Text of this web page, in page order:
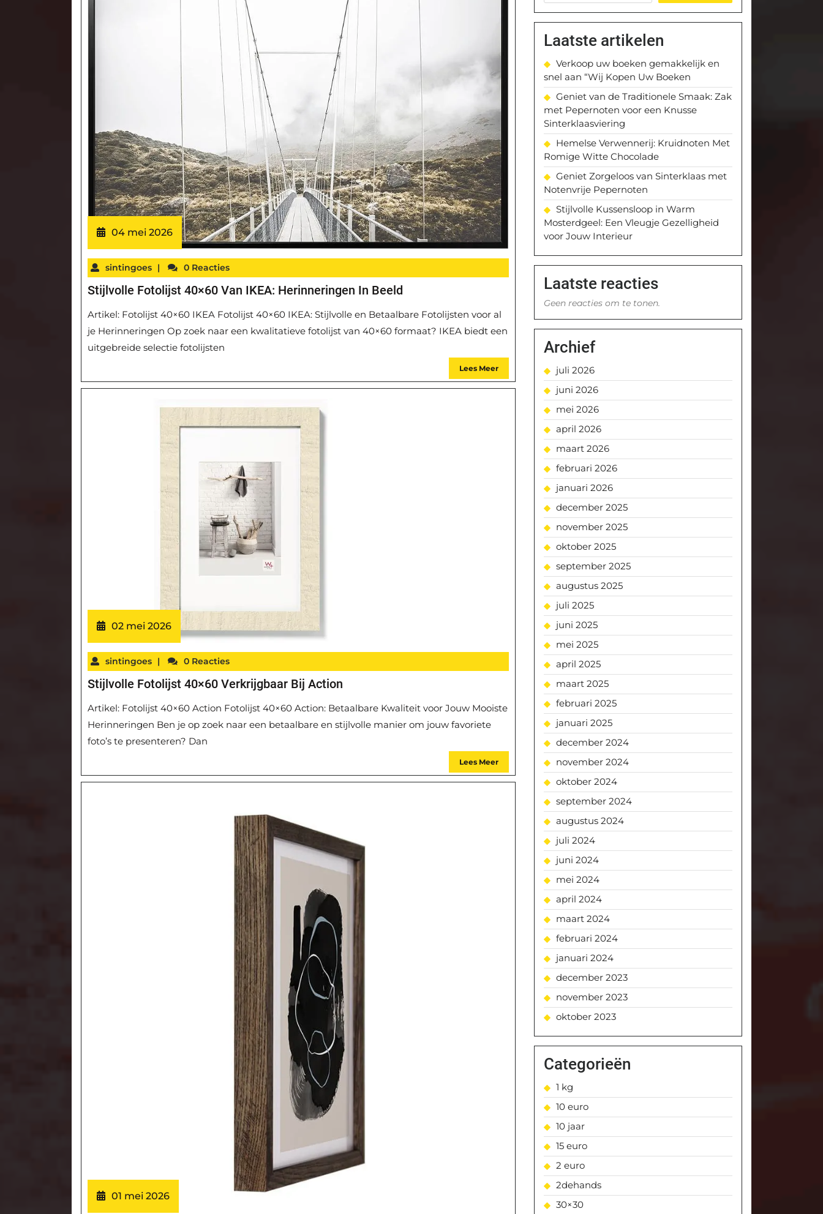
04 mei 2026
sintingoes | 0 Reacties
Stijlvolle Fotolijst 40×60 Van IKEA: Herinneringen In Beeld
Artikel: Fotolijst 40×60 IKEA Fotolijst 40×60 IKEA: Stijlvolle en Betaalbare Fotolijsten voor al
je Herinneringen Op zoek naar een kwalitatieve fotolijst van 40×60 formaat? IKEA biedt een
uitgebreide selectie fotolijsten
Lees Meer
02 mei 2026
sintingoes | 0 Reacties
Stijlvolle Fotolijst 40×60 Verkrijgbaar Bij Action
Artikel: Fotolijst 40×60 Action Fotolijst 40×60 Action: Betaalbare Kwaliteit voor Jouw Mooiste
Herinneringen Ben je op zoek naar een betaalbare en stijlvolle manier om jouw favoriete
foto’s te presenteren? Dan
Lees Meer
01 mei 2026
Laatste artikelen
Verkoop uw boeken gemakkelijk en
snel aan “Wij Kopen Uw Boeken
Geniet van de Traditionele Smaak: Zak
met Pepernoten voor een Knusse
Sinterklaasviering
Hemelse Verwennerij: Kruidnoten Met
Romige Witte Chocolade
Geniet Zorgeloos van Sinterklaas met
Notenvrije Pepernoten
Stijlvolle Kussensloop in Warm
Mosterdgeel: Een Vleugje Gezelligheid
voor Jouw Interieur
Laatste reacties
Geen reacties om te tonen.
Archief
juli 2026
juni 2026
mei 2026
april 2026
maart 2026
februari 2026
januari 2026
december 2025
november 2025
oktober 2025
september 2025
augustus 2025
juli 2025
juni 2025
mei 2025
april 2025
maart 2025
februari 2025
januari 2025
december 2024
november 2024
oktober 2024
september 2024
augustus 2024
juli 2024
juni 2024
mei 2024
april 2024
maart 2024
februari 2024
januari 2024
december 2023
november 2023
oktober 2023
Categorieën
1 kg
10 euro
10 jaar
15 euro
2 euro
2dehands
30×30